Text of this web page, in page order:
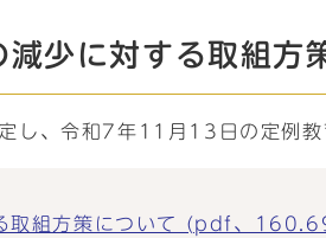
少に対する取組方
し、令和7年11月13日の定例教
取組方策について (pdf、